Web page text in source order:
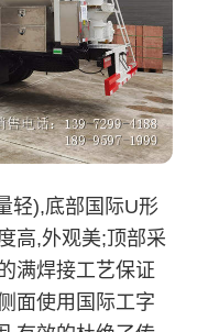
轻),底部国际U形
高,外观美;顶部采
满焊接工艺保证
面使用国际工字